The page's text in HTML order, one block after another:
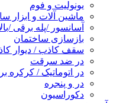
یونولیت و فوم
ماشین آلات و ابزار
آسانسور /پله برقی /
بازسازی ساختمان
سقف کاذب / دیوار
در ضد سرقت
در اتوماتیک / کرکره
در و پنجره
دکوراسیون